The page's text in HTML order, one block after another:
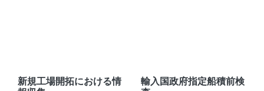
新規工場開拓における情
輸入国政府指定船積前検